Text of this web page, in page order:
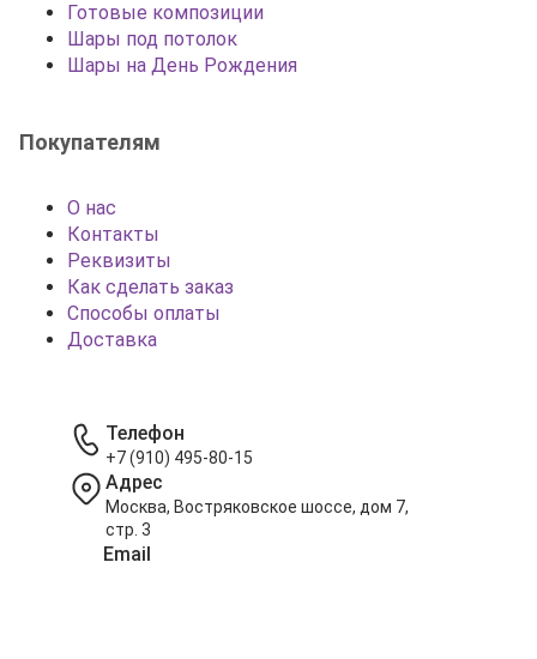
Готовые композиции
Шары под потолок
Шары на День Рождения
Покупателям
О нас
Контакты
Реквизиты
Как сделать заказ
Способы оплаты
Доставка
Телефон
+7 (910) 495-80-15
Адрес
Москва, Востряковское шоссе, дом 7,
стр. 3
Email